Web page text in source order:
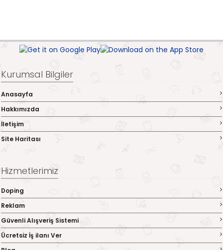
Kurumsal Bilgiler
Anasayfa
Hakkımızda
İletişim
Site Haritası
Hizmetlerimiz
Doping
Reklam
Güvenli Alışveriş Sistemi
Ücretsiz İş ilanı Ver